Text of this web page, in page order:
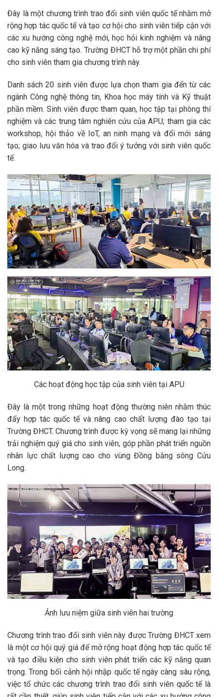
Đây là một chương trình trao đổi sinh viên quốc tế nhằm mở
rộng hợp tác quốc tế và tạo cơ hội cho sinh viên tiếp cận với
các xu hướng công nghệ mới, học hỏi kinh nghiệm và nâng
cao kỹ năng sáng tạo. Trường ĐHCT hỗ trợ một phần chi phí
cho sinh viên tham gia chương trình này.
Danh sách 20 sinh viên được lựa chọn tham gia đến từ các
ngành Công nghệ thông tin, Khoa học máy tính và Kỹ thuật
phần mềm. Sinh viên được tham quan, học tập tại phòng thí
nghiệm và các trung tâm nghiên cứu của APU; tham gia các
workshop, hội thảo về IoT, an ninh mạng và đổi mới sáng
tạo; giao lưu văn hóa và trao đổi ý tưởng với sinh viên quốc
tế.
Các hoạt động học tập của sinh viên tại APU
Đây là một trong những hoạt động thường niên nhằm thúc
đẩy hợp tác quốc tế và nâng cao chất lượng đào tạo tại
Trường ĐHCT. Chương trình được kỳ vọng sẽ mang lại những
trải nghiệm quý giá cho sinh viên, góp phần phát triển nguồn
nhân lực chất lượng cao cho vùng Đồng bằng sông Cửu
Long.
Ảnh lưu niệm giữa sinh viên hai trường
Chương trình trao đổi sinh viên này được Trường ĐHCT xem
là một cơ hội quý giá để mở rộng hoạt động hợp tác quốc tế
và tạo điều kiện cho sinh viên phát triển các kỹ năng quan
trọng. Trong bối cảnh hội nhập quốc tế ngày càng sâu rộng,
việc tổ chức các chương trình trao đổi sinh viên quốc tế là